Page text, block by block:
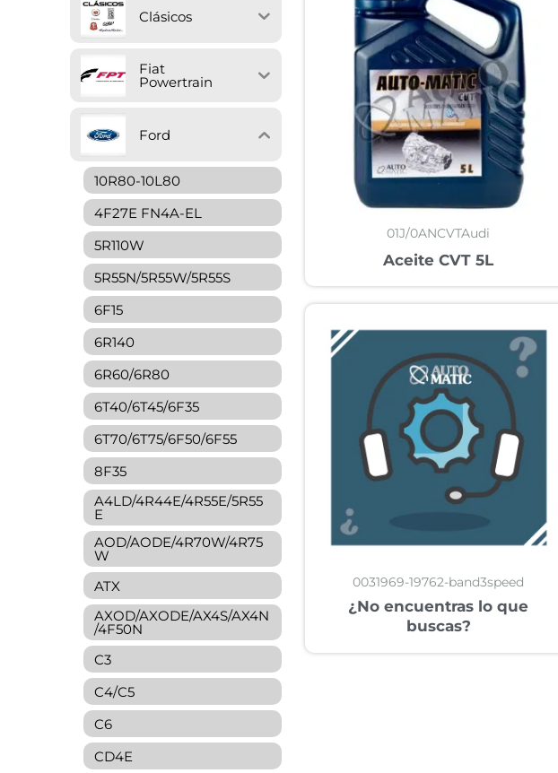
Clásicos
Fiat
Powertrain
Ford
10R80-10L80
4F27E FN4A-EL
5R110W
5R55N/5R55W/5R55S
6F15
6R140
6R60/6R80
6T40/6T45/6F35
6T70/6T75/6F50/6F55
8F35
A4LD/4R44E/4R55E/5R55
E
AOD/AODE/4R70W/4R75
W
ATX
AXOD/AXODE/AX4S/AX4N
/4F50N
C3
C4/C5
C6
CD4E
01J/0ANCVTAudi
Aceite CVT 5L
0031969-19762-band3speed
¿No encuentras lo que
buscas?